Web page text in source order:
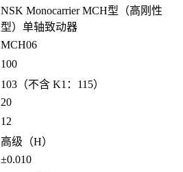
NSK Monocarrier MCH型（高刚性
型）单轴致动器
MCH06
100
103（不含 K1：115）
20
12
高级（H）
±0.010